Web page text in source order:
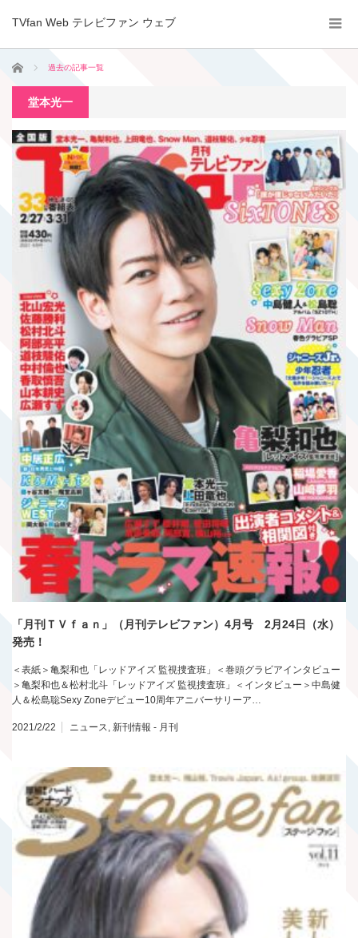
TVfan Web テレビファン ウェブ
ホーム 過去の記事一覧
堂本光一
「月刊ＴＶｆａｎ」（月刊テレビファン）4月号 2月24日（水）
発売！
＜表紙＞亀梨和也「レッドアイズ 監視捜査班」＜巻頭グラビアインタビュー
＞亀梨和也＆松村北斗「レッドアイズ 監視捜査班」＜インタビュー＞中島健
人＆松島聡Sexy Zoneデビュー10周年アニバーサリーア…
2021/2/22 ニュース, 新刊情報 - 月刊